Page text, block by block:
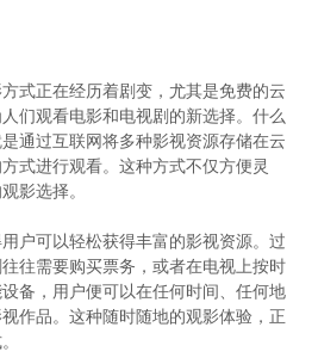
式正在经历着剧变，尤其是免费的云
们观看电影和电视剧的新选择。什么
通过互联网将多种影视资源存储在云
式进行观看。这种方式不仅方便灵
影选择。
户可以轻松获得丰富的影视资源。过
往需要购买票务，或者在电视上按时
备，用户便可以在任何时间、任何地
作品。这种随时随地的观影体验，正